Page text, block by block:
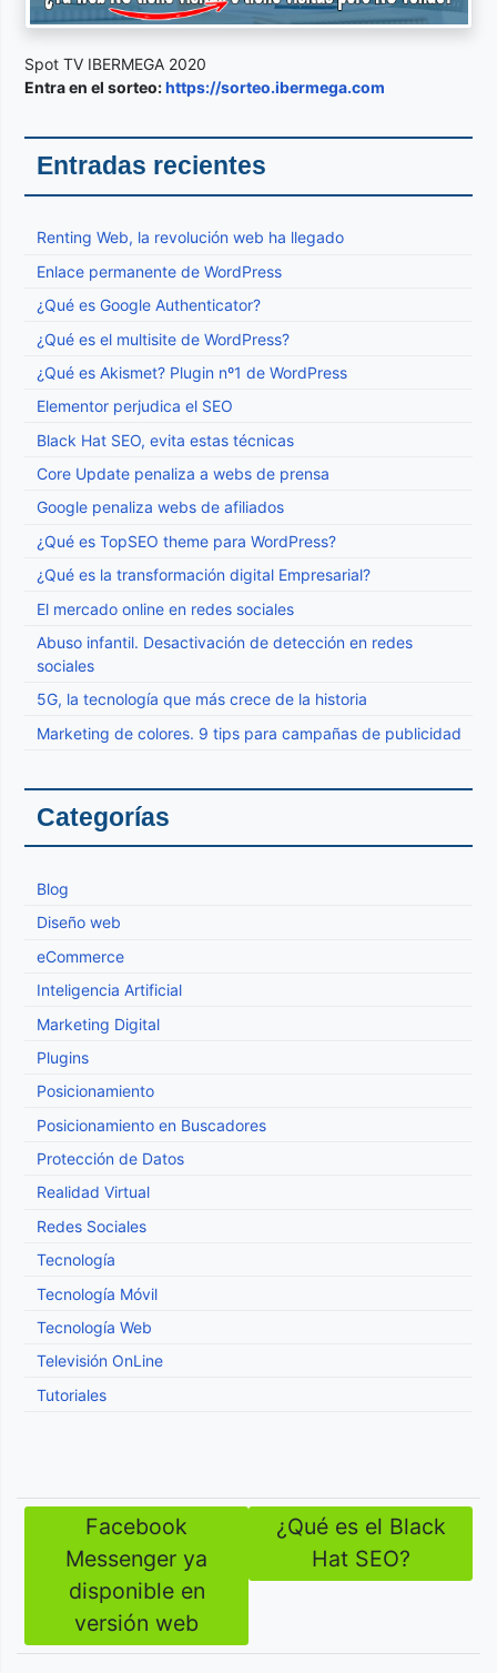
Spot TV IBERMEGA 2020
Entra en el sorteo:https://sorteo.ibermega.com
Entradas recientes
Renting Web, la revolución web ha llegado
Enlace permanente de WordPress
¿Qué es Google Authenticator?
¿Qué es el multisite de WordPress?
¿Qué es Akismet? Plugin nº1 de WordPress
Elementor perjudica el SEO
Black Hat SEO, evita estas técnicas
Core Update penaliza a webs de prensa
Google penaliza webs de afiliados
¿Qué es TopSEO theme para WordPress?
¿Qué es la transformación digital Empresarial?
El mercado online en redes sociales
Abuso infantil. Desactivación de detección en redes
sociales
5G, la tecnología que más crece de la historia
Marketing de colores. 9 tips para campañas de publicidad
Categorías
Blog
Diseño web
eCommerce
Inteligencia Artificial
Marketing Digital
Plugins
Posicionamiento
Posicionamiento en Buscadores
Protección de Datos
Realidad Virtual
Redes Sociales
Tecnología
Tecnología Móvil
Tecnología Web
Televisión OnLine
Tutoriales
Navegación
entradas
Facebook
Messenger ya
disponible en
versión web
¿Qué es el Black
Hat SEO?